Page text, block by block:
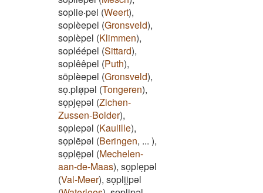
soplie‧pel (Weert),
soplèepel (Gronsveld),
soplèpel (Klimmen),
sopléépel (Sittard),
soplêêpel (Puth),
sōplèepel (Gronsveld),
soͅ.pløͅpəl (Tongeren),
soͅpjeͅpəl (Zichen-
Zussen-Bolder),
soͅplepəl (Kaulille),
soͅplēpəl (Beringen, ... ),
soͅplēͅpəl (Mechelen-
aan-de-Maas), soͅpleͅpəl
(Val-Meer), soͅplii̯pəl